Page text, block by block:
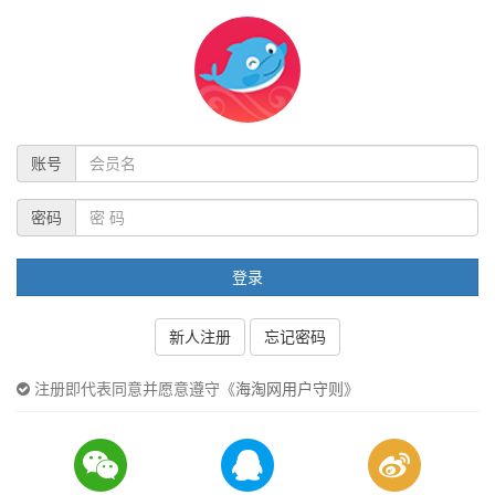
账号
密码
登录
新人注册 忘记密码
注册即代表同意并愿意遵守《海淘网用户守则 》